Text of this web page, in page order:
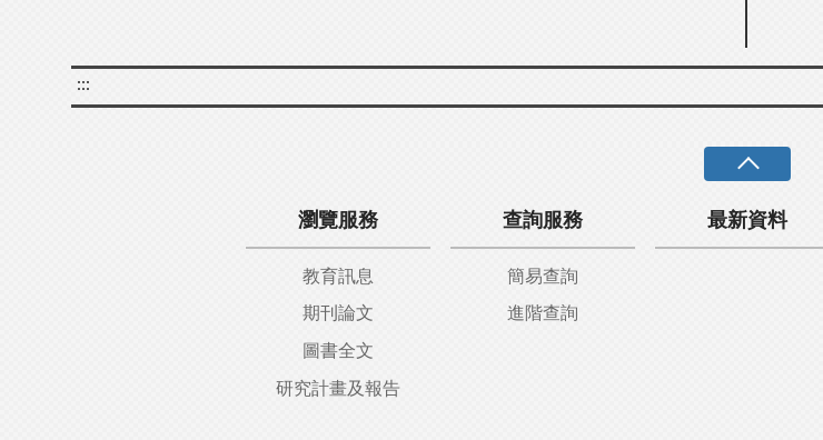
:::
瀏覽服務
教育訊息
期刊論文
圖書全文
研究計畫及報告
查詢服務
簡易查詢
進階查詢
最新資料